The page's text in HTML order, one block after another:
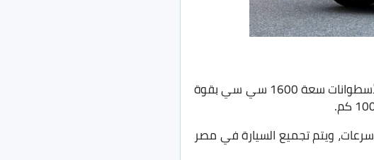
في السوق المحلي بسعر يبدأ من 175 ألف جنيه بمحرك رباعي الأسطوانات سعة 1600 سي سي بقوة
وتتسارع السيارة من 0 الى 100 كم في 11.4 ثانية مع ناقل حركة مانيوال من 5 سرعات، ويتم تجميع السيارة في مصر